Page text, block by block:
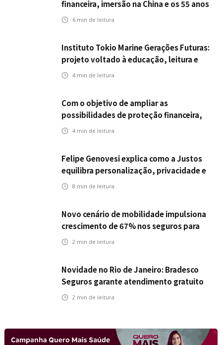
financeira, imersão na China e os 55 anos
da ENS
6 min de leitura
Instituto Tokio Marine Gerações Futuras:
projeto voltado à educação, leitura e
empregabilidade
4 min de leitura
Com o objetivo de ampliar as
possibilidades de proteção financeira,
Icatu Seguros eleva capital segurado
4 min de leitura
Felipe Genovesi explica como a Justos
equilibra personalização, privacidade e
tecnologia
8 min de leitura
Novo cenário de mobilidade impulsiona
crescimento de 67% nos seguros para
veículos elétricos da Bradesco Seguros
2 min de leitura
Novidade no Rio de Janeiro: Bradesco
Seguros garante atendimento gratuito
na Ponte Rio-Niterói
2 min de leitura